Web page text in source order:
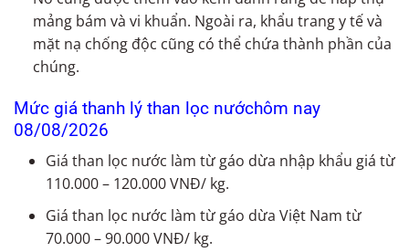
mảng bám và vi khuẩn. Ngoài ra, khẩu trang y tế và
mặt nạ chống độc cũng có thể chứa thành phần của
chúng.
Mức giá thanh lý than lọc nướchôm nay
08/08/2026
Giá than lọc nước làm từ gáo dừa nhập khẩu giá từ
110.000 – 120.000 VNĐ/ kg.
Giá than lọc nước làm từ gáo dừa Việt Nam từ
70.000 – 90.000 VNĐ/ kg.